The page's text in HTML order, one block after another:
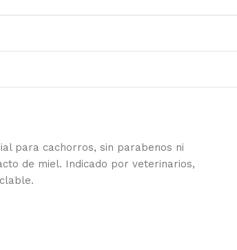
para cachorros, sin parabenos ni
de miel. Indicado por veterinarios,